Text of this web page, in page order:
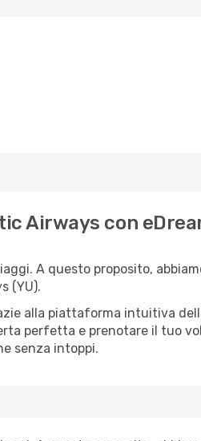
Airways con
A questo proposito,
(YU).
alla piattaforma intuitiva
perfetta e prenotare il tuo
senza intoppi.